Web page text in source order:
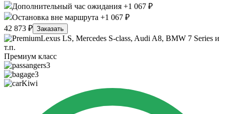
Дополнительный час ожидания +1 067 ₽
Остановка вне маршрута +1 067 ₽
42 873 ₽ Заказать
Lexus LS, Mercedes S-class, Audi A8, BMW 7 Series и
т.п.
Премиум класс
3
3
Kiwi